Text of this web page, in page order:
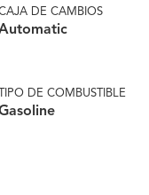
DE CAMBIOS
DE COMBUSTIBLE